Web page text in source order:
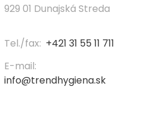
929 01 Dunajská Streda
Tel./fax: +421 31 55 11 711
E-mail:
info@trendhygiena.sk